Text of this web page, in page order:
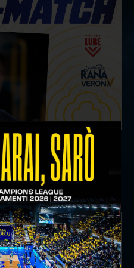
dopo Gara 4 delle